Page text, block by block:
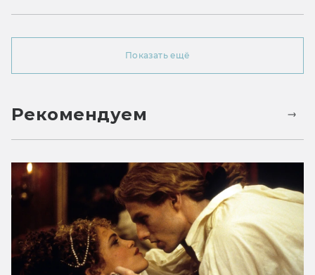
Показать ещё
Рекомендуем